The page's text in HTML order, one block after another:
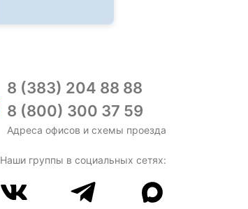
8 (383) 204 88 88
8 (800) 300 37 59
Адреса офисов и схемы проезда
Наши группы в социальных сетях: